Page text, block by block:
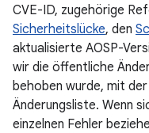
CVE-ID, zugehörige
Sicherheitslücke, den
aktualisierte AOSP-
wir die öffentliche
behoben wurde, mit
Änderungsliste. Wenn
einzelnen Fehler